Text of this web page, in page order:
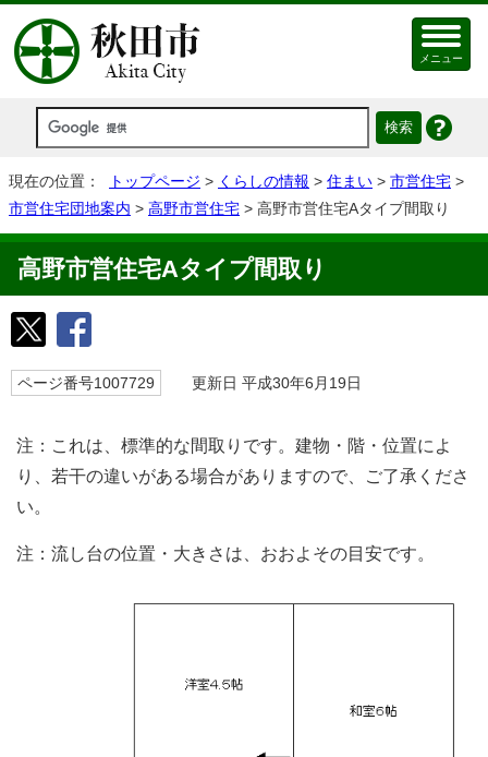
メニュー
現在の位置： トップページ > くらしの情報 > 住まい > 市営住宅 >
市営住宅団地案内 > 高野市営住宅 > 高野市営住宅Aタイプ間取り
高野市営住宅Aタイプ間取り
ページ番号1007729 更新日 平成30年6月19日
注：これは、標準的な間取りです。建物・階・位置によ
り、若干の違いがある場合がありますので、ご了承くださ
い。
注：流し台の位置・大きさは、おおよその目安です。